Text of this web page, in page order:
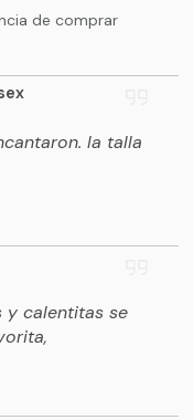
de comprar
la talla
y calentitas se